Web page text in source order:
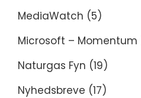
MediaWatch (5)
Microsoft – Momentum
Naturgas Fyn (19)
Nyhedsbreve (17)